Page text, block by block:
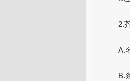
2.
A.
B.